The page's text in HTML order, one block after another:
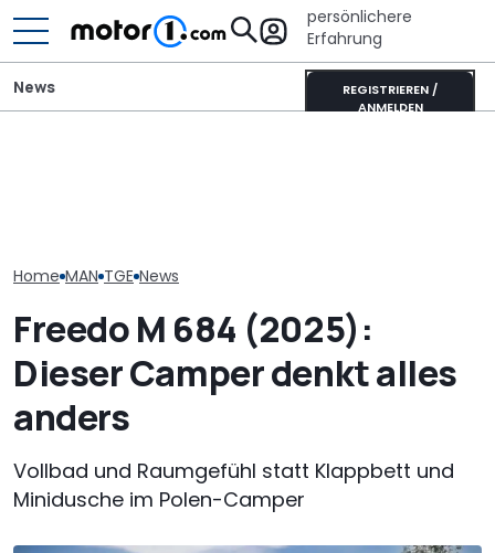
persönlichere
Erfahrung
REGISTRIEREN /
ANMELDEN
News
Home MAN TGE News
Freedo M 684 (2025):
Dieser Camper denkt alles
anders
Vollbad und Raumgefühl statt Klappbett und
Minidusche im Polen-Camper